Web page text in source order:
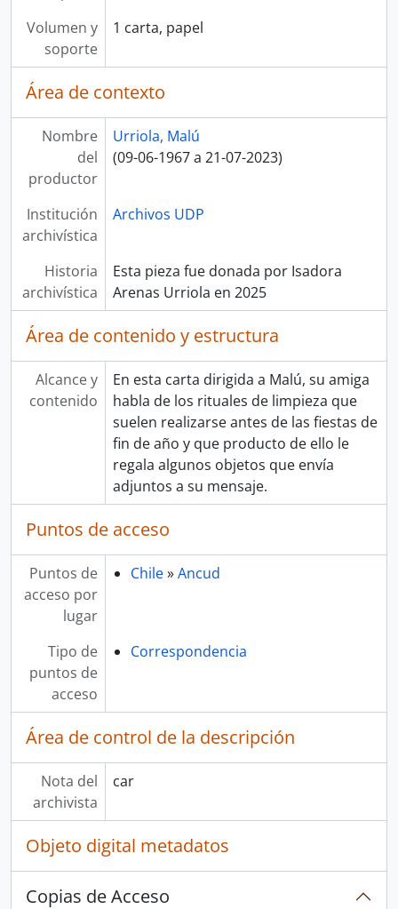
Volumen y
soporte
1 carta, papel
Área de contexto
Nombre
del
productor
Urriola, Malú
(09-06-1967 a 21-07-2023)
Institución
archivística
Archivos UDP
Historia
archivística
Esta pieza fue donada por Isadora
Arenas Urriola en 2025
Área de contenido y estructura
Alcance y
contenido
En esta carta dirigida a Malú, su amiga
habla de los rituales de limpieza que
suelen realizarse antes de las fiestas de
fin de año y que producto de ello le
regala algunos objetos que envía
adjuntos a su mensaje.
Puntos de acceso
Puntos de
acceso por
lugar
Chile»Ancud
Tipo de
puntos de
acceso
Correspondencia
Área de control de la descripción
Nota del
archivista
car
Objeto digital metadatos
Copias de Acceso